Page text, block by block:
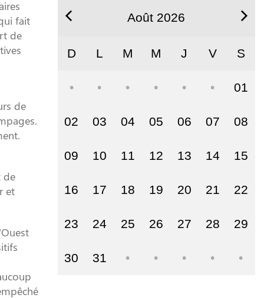
fait
de
de
de
et
Août 2026
D L M M J V S
01
02 03 04 05 06 07 08
09 10 11 12 13 14 15
16 17 18 19 20 21 22
23 24 25 26 27 28 29
30 31